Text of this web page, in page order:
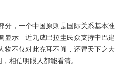
分，一个中国原则是国际关系基本准
显示，近九成巴拉圭民众支持中巴建
物不仅对此充耳不闻，还冒天下之大
相信明眼人都能看清。